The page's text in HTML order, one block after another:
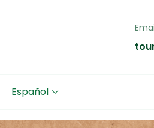
Español